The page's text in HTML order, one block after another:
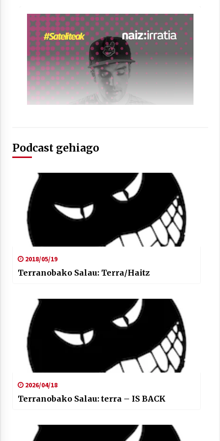
Podcast gehiago
2018/05/19
Terranobako Salau: Terra/Haitz
2026/04/18
Terranobako Salau: terra – IS BACK